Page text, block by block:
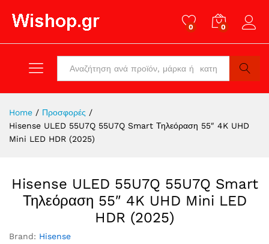
0 0
Search
Home / Προσφορές /
Hisense ULED 55U7Q 55U7Q Smart Τηλεόραση 55″ 4K UHD
Mini LED HDR (2025)
Hisense ULED 55U7Q 55U7Q Smart
Τηλεόραση 55″ 4K UHD Mini LED
HDR (2025)
Brand: Hisense